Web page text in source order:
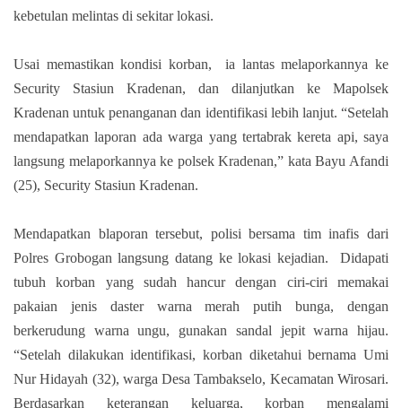
kebetulan melintas di sekitar lokasi.
Usai memastikan kondisi korban,
ia lantas melaporkannya ke
Security Stasiun Kradenan, dan dilanjutkan ke Mapolsek
Kradenan untuk penanganan dan identifikasi lebih lanjut. “Setelah
mendapatkan laporan ada warga yang tertabrak kereta api, saya
langsung melaporkannya ke polsek Kradenan,” kata Bayu Afandi
(25), Security Stasiun Kradenan.
Mendapatkan blaporan tersebut, polisi bersama tim inafis dari
Polres Grobogan langsung datang ke lokasi kejadian.
Didapati
tubuh korban yang sudah hancur dengan ciri-ciri memakai
pakaian jenis daster warna merah putih bunga, dengan
berkerudung warna ungu, gunakan sandal jepit warna hijau.
“Setelah dilakukan identifikasi, korban diketahui bernama Umi
Nur Hidayah (32), warga Desa Tambakselo, Kecamatan Wirosari.
Berdasarkan keterangan keluarga, korban mengalami